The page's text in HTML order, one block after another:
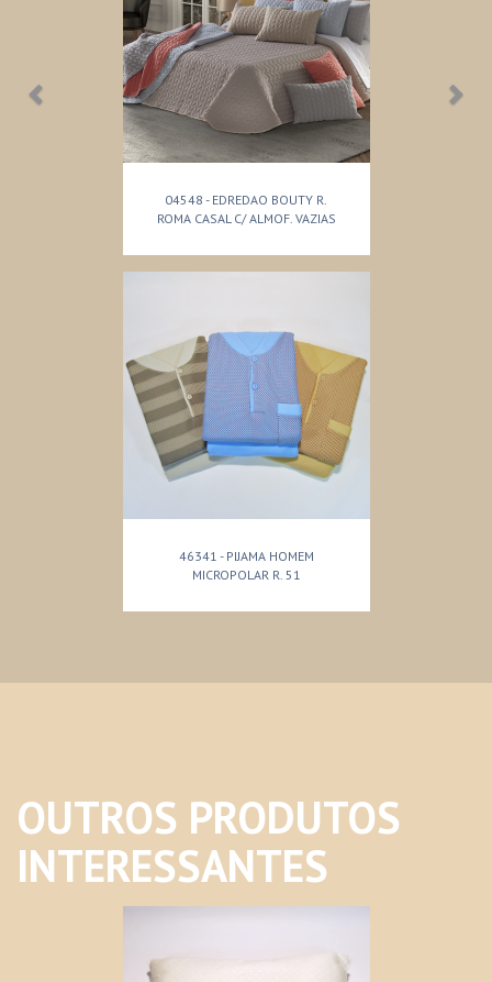
04548 - EDREDAO BOUTY R.
ROMA CASAL C/ ALMOF. VAZIAS
46341 - PIJAMA HOMEM
MICROPOLAR R. 51
OUTROS PRODUTOS
INTERESSANTES